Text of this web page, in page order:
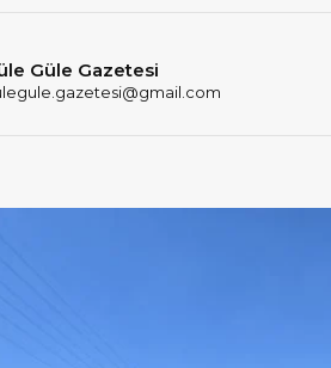
Güle Gazetesi